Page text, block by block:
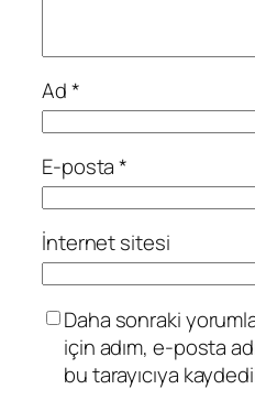
Ad*
E-posta*
İnternet sitesi
Daha sonraki
için adım, e-posta
bu tarayıcıya